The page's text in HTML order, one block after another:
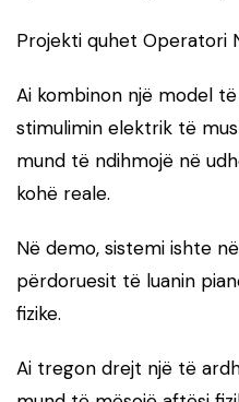
Projekti quhet Operatori
Ai kombinon një model
stimulimin elektrik të
mund të ndihmojë në
kohë reale.
Në demo, sistemi ishte
përdoruesit të luanin
fizike.
Ai tregon drejt një të